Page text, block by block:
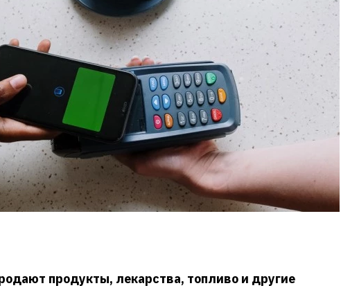
продукты, лекарства, топливо и другие